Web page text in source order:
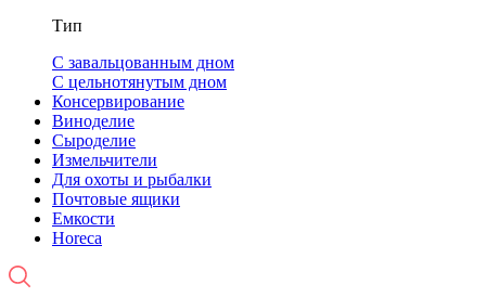
Тип
С завальцованным дном
С цельнотянутым дном
Консервирование
Виноделие
Сыроделие
Измельчители
Для охоты и рыбалки
Почтовые ящики
Емкости
Horeca